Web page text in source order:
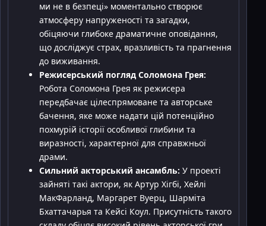
ми не в безпеці» моментально створює
атмосферу напруженості та загадки,
обіцяючи глибоке драматичне оповідання,
що досліджує страх, вразливість та прагнення
до виживання.
Режисерський погляд Соломона Грея:
Робота Соломона Грея як режисера
передбачає цілеспрямоване та авторське
бачення, яке може надати цій потенційно
похмурій історії особливої глибини та
виразності, характерної для справжньої
драми.
Сильний акторський ансамбль: У проекті
зайняті такі актори, як Артур Хігбі, Хейлі
МакФарланд, Маргарет Вуерц, Шарміта
Бхаттачарья та Кейсі Коул. Присутність такого